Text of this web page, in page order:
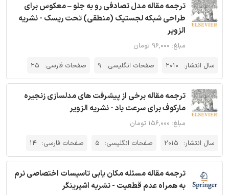
ترجمه مقاله مدل تصادفی رو به جلو – معکوس برای
طراحی شبکه لجستیک (منطقی) تحت ریسک - نشریه
الزویر
مبلغ: ۹۶,۰۰۰ تومان
سال انتشار: 2010 صفحات انگلیسی: 9 صفحات فارسی: 25
ترجمه مقاله برخی از پیشرفت های مدلسازی زنجیره
مارکوف برای سرعت باد - نشریه الزویر
مبلغ: ۱۵۶,۰۰۰ تومان
سال انتشار: 2015 صفحات انگلیسی: 5 صفحات فارسی: 14
ترجمه مقاله مسئله مکان یابی تاسیسات اختصاصی نرم
به همراه عدم قطعیت - نشریه اشپرینگر